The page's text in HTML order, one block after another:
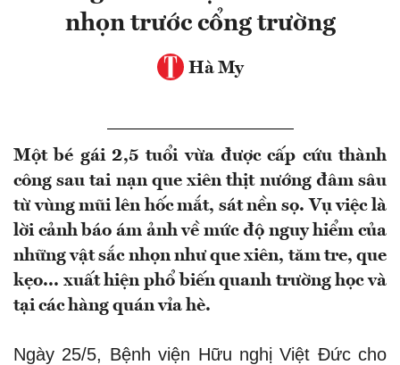
nhọn trước cổng trường
Hà My
Một bé gái 2,5 tuổi vừa được cấp cứu thành
công sau tai nạn que xiên thịt nướng đâm sâu
từ vùng mũi lên hốc mắt, sát nền sọ. Vụ việc là
lời cảnh báo ám ảnh về mức độ nguy hiểm của
những vật sắc nhọn như que xiên, tăm tre, que
kẹo... xuất hiện phổ biến quanh trường học và
tại các hàng quán vỉa hè.
Ngày 25/5, Bệnh viện Hữu nghị Việt Đức cho